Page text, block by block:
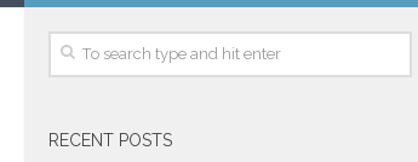
RECENT POSTS